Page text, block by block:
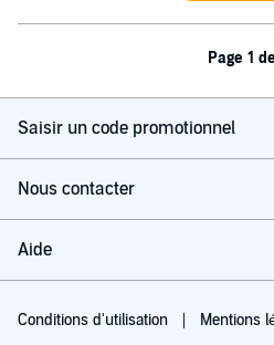
Page 1
Saisir un code promotionnel
Nous contacter
Aide
Conditions d'utilisation Mentions